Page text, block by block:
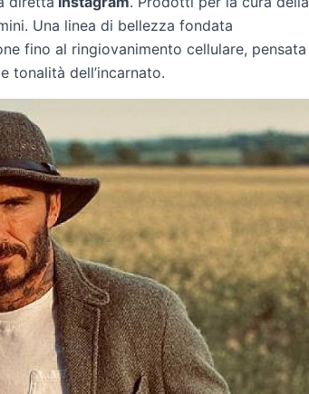
Una linea di bellezza fondata
fino al ringiovanimento cellulare, pensata
tonalità dell’incarnato.